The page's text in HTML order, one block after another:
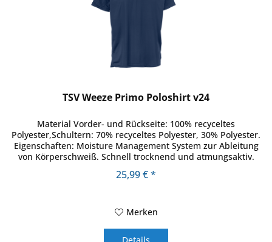
TSV Weeze Primo Poloshirt v24
Material Vorder- und Rückseite: 100% recyceltes
Polyester,Schultern: 70% recyceltes Polyester, 30% Polyester.
Eigenschaften: Moisture Management System zur Ableitung
von Körperschweiß. Schnell trocknend und atmungsaktiv.
25,99 € *
Merken